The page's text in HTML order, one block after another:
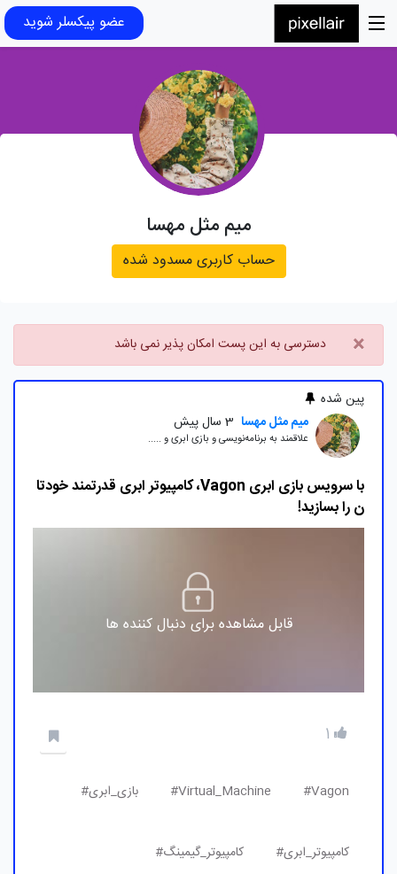
عضو پیکسلر شوید
میم مثل مهسا
حساب کاربری مسدود شده
× دسترسی به این پست امکان پذیر نمی باشد
پین شده
میم مثل مهسا 3 سال پیش
علاقمند به برنامه‌نویسی و بازی ابری و .....
با سرویس بازی ابری Vagon، کامپیوتر ابری قدرتمند خودتا
ن را بسازید!
قابل مشاهده برای دنبال کننده ها
1
Vagon#
Virtual_Machine# بازی_ابری#
کامپیوتر_ابری# کامپیوتر_گیمینگ#